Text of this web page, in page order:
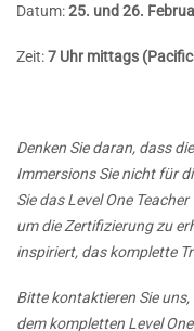
Datum:25. und 26.
Zeit:7 Uhr mittags
Denken Sie daran, dass
Immersions Sie nicht für
Sie das Level One
um die Zertifizierung zu
inspiriert, das komplette
Bitte kontaktieren Sie
dem kompletten Level